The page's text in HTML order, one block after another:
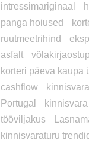
intressimariginaal
panga hoiused
ruutmeetrihind
asfalt
korteri päeva kaupa
cashflow
Portugal
tööviljakus
kinnisvaraturu